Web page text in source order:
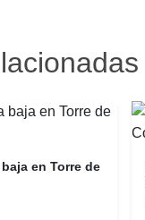
en Torre de